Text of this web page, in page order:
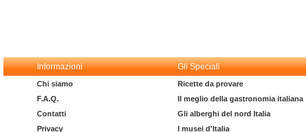
Informazioni Gli Speciali
Chi siamo
F.A.Q.
Contatti
Privacy
Ricette da provare
Il meglio della gastronomia italiana
Gli alberghi del nord Italia
I musei d'Italia